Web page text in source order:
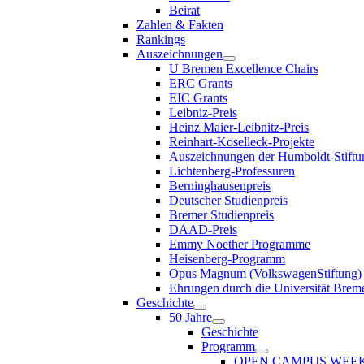
Beirat
Zahlen & Fakten
Rankings
Auszeichnungen
U Bremen Excellence Chairs
ERC Grants
EIC Grants
Leibniz-Preis
Heinz Maier-Leibnitz-Preis
Reinhart-Koselleck-Projekte
Auszeichnungen der Humboldt-
Lichtenberg-Professuren
Berninghausenpreis
Deutscher Studienpreis
Bremer Studienpreis
DAAD-Preis
Emmy Noether Programme
Heisenberg-Programm
Opus Magnum (VolkswagenStiftung)
Ehrungen durch die Universität
Geschichte
50 Jahre
Geschichte
Programm
OPEN CAMPUS